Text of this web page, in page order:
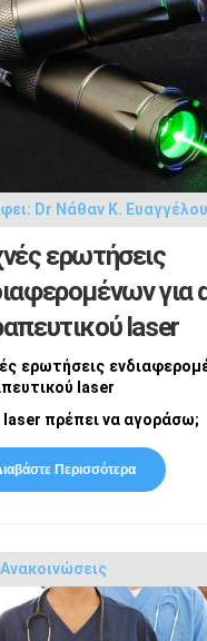
Dr Νάθαν Κ. Ευαγγέλου
ερωτήσεις
για
laser
ερωτήσεις ενδιαφερo
laser
laser πρέπει να αγοράσω;
Περισσότερα Για
Ανακοινώσεις